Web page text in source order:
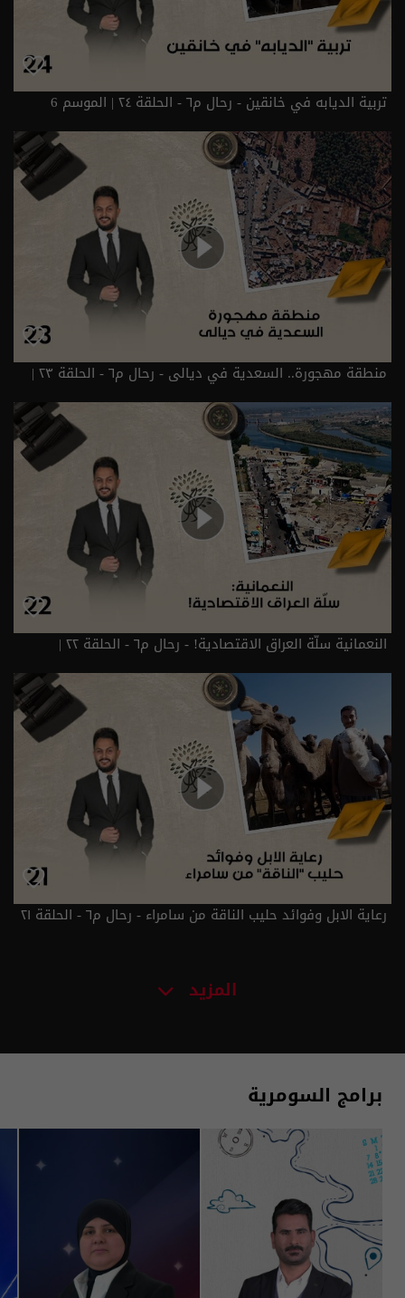
تربية الديابه في خانقين - رحال م٦ - الحلقة ٢٤ | الموسم 6
منطقة مهجورة.. السعدية في ديالى - رحال م٦ - الحلقة ٢٣ |
الموسم 6
النعمانية سلّة العراق الاقتصادية! - رحال م٦ - الحلقة ٢٢ |
الموسم 6
رعاية الابل وفوائد حليب الناقة من سامراء - رحال م٦ - الحلقة ٢١
المزيد
برامج السومرية